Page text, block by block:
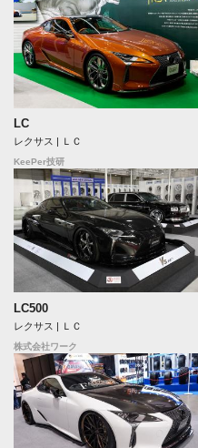
LC
レクサス | ＬＣ
KeePer技研
LC500
レクサス | ＬＣ
株式会社ワーク